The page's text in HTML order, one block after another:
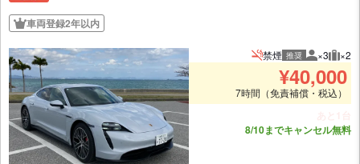
車両登録2年以内
禁煙 推奨 推奨人数
×3 推
×2
¥40,000
7時間（免責補償・税込）
8/10までキャンセル無料